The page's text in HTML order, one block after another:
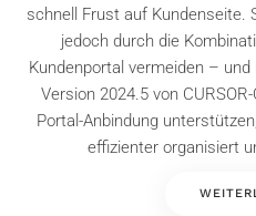
schnell Frust auf Kundenseite.
jedoch durch die
Kundenportal vermeiden –
Version 2024.5 von
Portal-Anbindung
effizienter organisiert